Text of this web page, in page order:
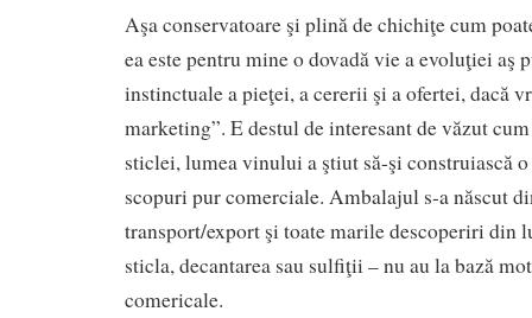
Aşa conservatoare şi plină de chichiţe cum
ea este pentru mine o dovadă vie a evoluţiei aş
instinctuale a pieţei, a cererii şi a ofertei, dacă
marketing”. E destul de interesant de văzut
sticlei, lumea vinului a ştiut să-şi construiască
scopuri pur comerciale. Ambalajul s-a născut
transport/export şi toate marile descoperiri din
sticla, decantarea sau sulfiţii – nu au la bază
comericale.